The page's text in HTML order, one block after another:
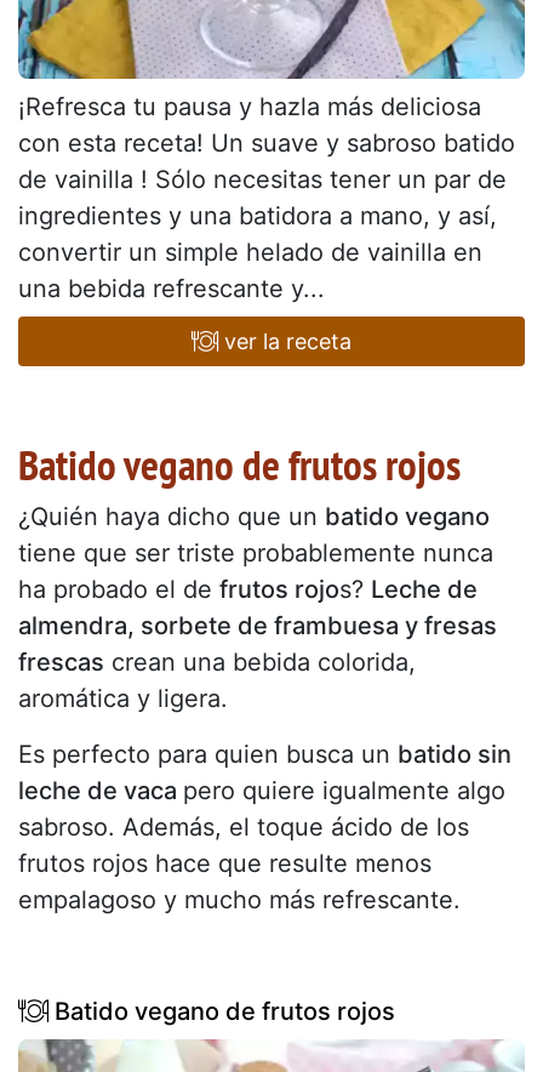
¡Refresca tu pausa y hazla más deliciosa
con esta receta! Un suave y sabroso batido
de vainilla ! Sólo necesitas tener un par de
ingredientes y una batidora a mano, y así,
convertir un simple helado de vainilla en
una bebida refrescante y...
ver la receta
Batido vegano de frutos rojos
¿Quién haya dicho que un batido vegano
tiene que ser triste probablemente nunca
ha probado el de frutos rojos? Leche de
almendra, sorbete de frambuesa y fresas
frescas crean una bebida colorida,
aromática y ligera.
Es perfecto para quien busca un batido sin
leche de vaca pero quiere igualmente algo
sabroso. Además, el toque ácido de los
frutos rojos hace que resulte menos
empalagoso y mucho más refrescante.
Batido vegano de frutos rojos